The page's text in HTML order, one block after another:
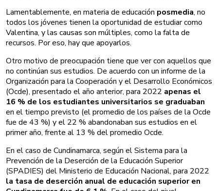
Lamentablemente, en materia de educación posmedia, no
todos los jóvenes tienen la oportunidad de estudiar como
Valentina, y las causas son múltiples, como la falta de
recursos. Por eso, hay que apoyarlos.
Otro motivo de preocupación tiene que ver con aquellos que
no continúan sus estudios. De acuerdo con un informe de la
Organización para la Cooperación y el Desarrollo Económicos
(Ocde), presentado el año anterior, para 2022 apenas el
16 % de los estudiantes universitarios se graduaban
en el tiempo previsto (el promedio de los países de la Ocde
fue de 43 %) y el 22 % abandonaban sus estudios en el
primer año, frente al 13 % del promedio Ocde.
En el caso de Cundinamarca, según el Sistema para la
Prevención de la Deserción de la Educación Superior
(SPADIES) del Ministerio de Educación Nacional, para 2022
la tasa de deserción anual de educación superior en